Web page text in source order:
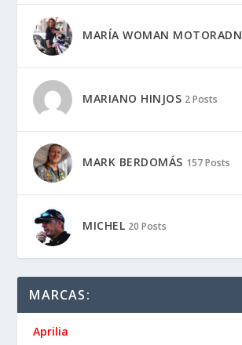
MARÍA WOMAN MOTORADN
MARIANO HINJOS 2 Posts
MARK BERDOMÁS 157 Posts
MICHEL 20 Posts
MARCAS:
Aprilia